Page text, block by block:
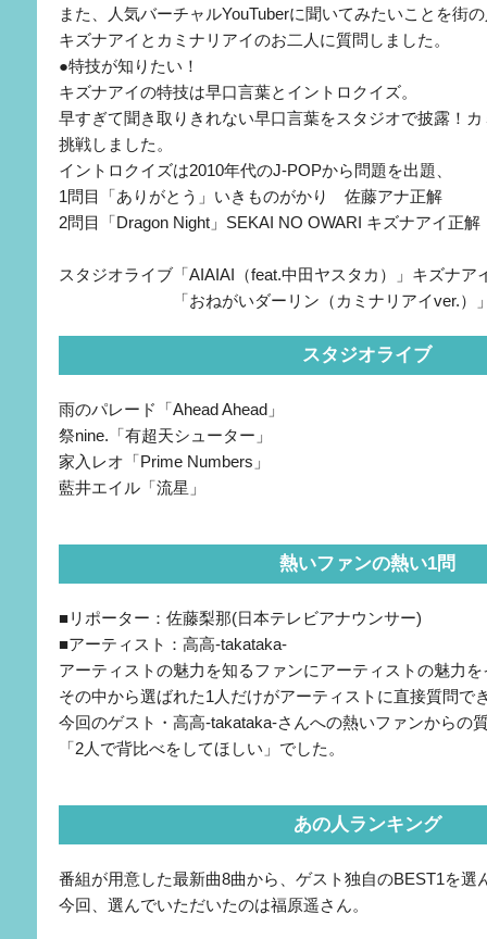
また、人気バーチャルYouTuberに聞いてみたいことを街
キズナアイとカミナリアイのお二人に質問しました。
●特技が知りたい！
キズナアイの特技は早口言葉とイントロクイズ。
早すぎて聞き取りきれない早口言葉をスタジオで披露！
挑戦しました。
イントロクイズは2010年代のJ-POPから問題を出題、
1問目「ありがとう」いきものがかり 佐藤アナ正解
2問目「Dragon Night」SEKAI NO OWARI キズナアイ正解
スタジオライブ「AIAIAI（feat.中田ヤスタカ）」キズナア
「おねがいダーリン（カミナリアイver.）」
スタジオライブ
雨のパレード「Ahead Ahead」
祭nine.「有超天シューター」
家入レオ「Prime Numbers」
藍井エイル「流星」
熱いファンの熱い1問
■リポーター：佐藤梨那(日本テレビアナウンサー)
■アーティスト：高高-takataka-
アーティストの魅力を知るファンにアーティストの魅力
その中から選ばれた1人だけがアーティストに直接質問で
今回のゲスト・高高-takataka-さんへの熱いファンからの
「2人で背比べをしてほしい」でした。
あの人ランキング
番組が用意した最新曲8曲から、ゲスト独自のBEST1を選
今回、選んでいただいたのは福原遥さん。